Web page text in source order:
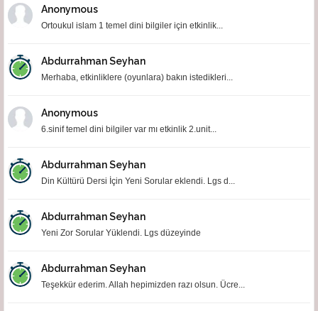
Anonymous
Ortoukul islam 1 temel dini bilgiler için etkinlik...
Abdurrahman Seyhan
Merhaba, etkinliklere (oyunlara) bakın istedikleri...
Anonymous
6.sinif temel dini bilgiler var mı etkinlik 2.unit...
Abdurrahman Seyhan
Din Kültürü Dersi İçin Yeni Sorular eklendi. Lgs d...
Abdurrahman Seyhan
Yeni Zor Sorular Yüklendi. Lgs düzeyinde
Abdurrahman Seyhan
Teşekkür ederim. Allah hepimizden razı olsun. Ücre...